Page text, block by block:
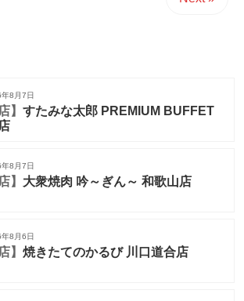
8月7日
】 すたみな太郎 PREMIUM BUFFET
8月7日
】 大衆焼肉 吟～ぎん～ 和歌山店
8月6日
】 焼きたてのかるび 川口道合店